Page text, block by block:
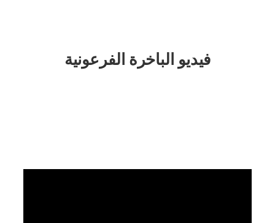
فيديو الباخرة الفرعونية